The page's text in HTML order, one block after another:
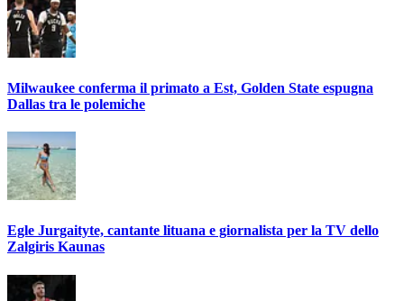
Milwaukee conferma il primato a Est, Golden State espugna
Dallas tra le polemiche
Egle Jurgaityte, cantante lituana e giornalista per la TV dello
Zalgiris Kaunas